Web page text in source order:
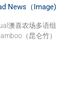
News（Image)
澳喜农场多语组
（昆仑竹）